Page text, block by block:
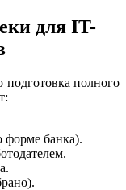
для IT-
полного
банка).